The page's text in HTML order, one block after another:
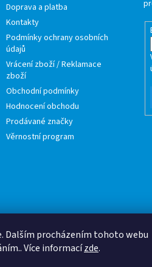
Dalším procházením tohoto webu
Více informacízde.
Doprava a platba
Kontakty
Podmínky ochrany osobních
údajů
Vrácení zboží / Reklamace
zboží
Obchodní podmínky
Hodnocení obchodu
Prodávané značky
Věrnostní program